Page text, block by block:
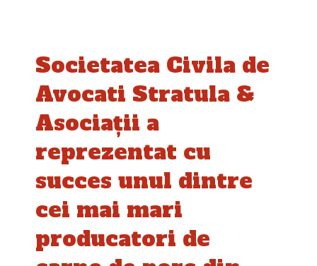
Societatea Civila de
Avocati Stratula &
Asociații a
reprezentat cu
succes unul dintre
cei mai mari
producatori de